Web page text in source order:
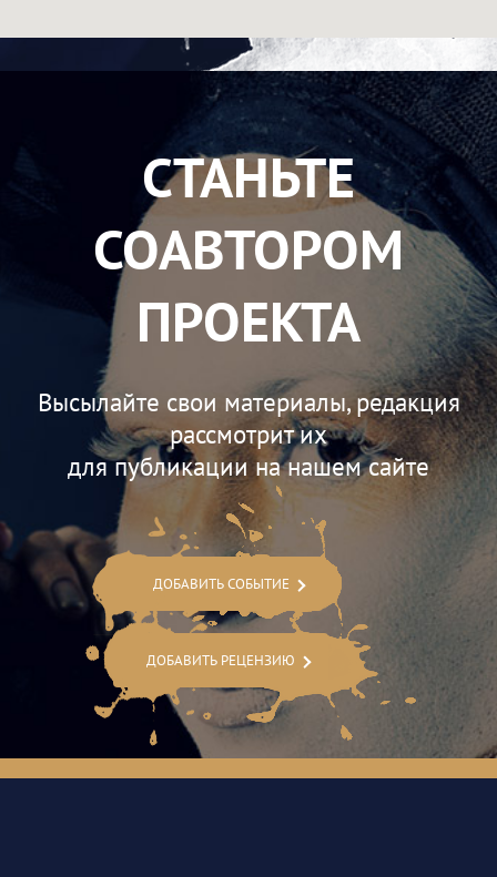
СТАНЬТЕ
СОАВТОРОМ
ПРОЕКТА
Высылайте свои материалы, редакция
рассмотрит их
для публикации на нашем сайте
ДОБАВИТЬ СОБЫТИЕ
ДОБАВИТЬ РЕЦЕНЗИЮ